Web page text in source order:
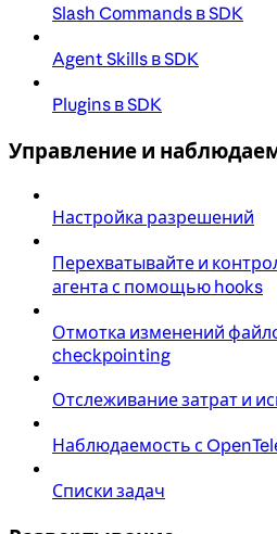
Slash Commands в SDK
Agent Skills в SDK
Plugins в SDK
Управление и
Настройка разрешений
Перехватывайте и
агента с помощью hooks
Отмотка изменений
checkpointing
Отслеживание затрат и
Наблюдаемость с
Списки задач